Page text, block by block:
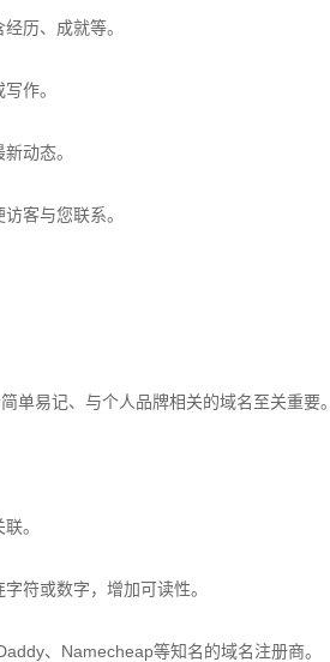
历、成就等。
作。
动态。
客与您联系。
单易记、与个人品牌相关的域名至关重要
。
符或数字，增加可读性。
、Namecheap等知名的域名注册商。